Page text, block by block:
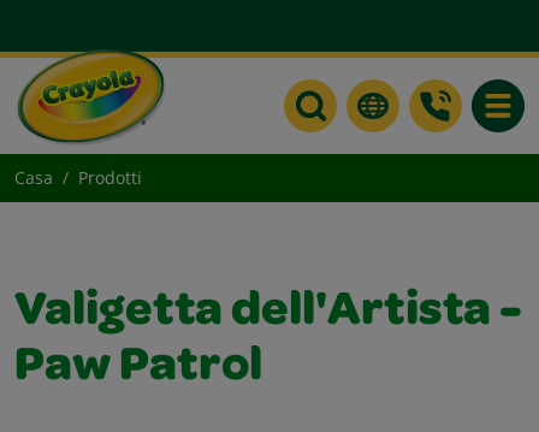
Casa Prodotti
Valigetta dell'Artista -
Paw Patrol